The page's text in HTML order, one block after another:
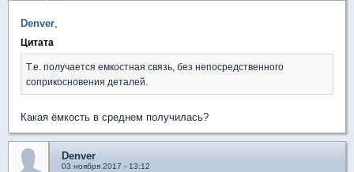
Denver,
Цитата
Т.е. получается емкостная связь, без непосредственного
соприкосновения деталей.
Какая ёмкость в среднем получилась?
Denver
03 ноября 2017 - 13:12